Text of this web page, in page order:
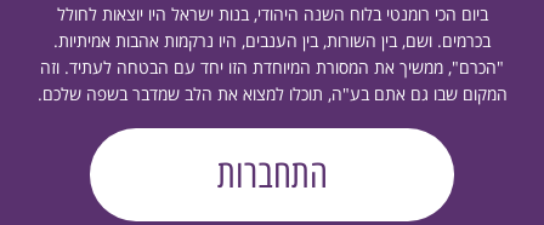
ביום הכי רומנטי בלוח השנה היהודי, בנות ישראל היו יוצאות לחולל
בכרמים. ושם, בין השורות, בין הענבים, היו נרקמות אהבות אמיתיות.
"הכרם", ממשיך את המסורת המיוחדת הזו יחד עם הבטחה לעתיד. וזה
המקום שבו גם אתם בע"ה, תוכלו למצוא את הלב שמדבר בשפה שלכם.
התחברות